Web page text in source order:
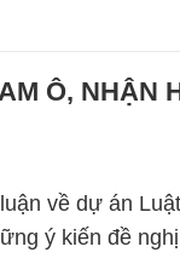
Ô, NHẬN
về dự án
ý kiến đề